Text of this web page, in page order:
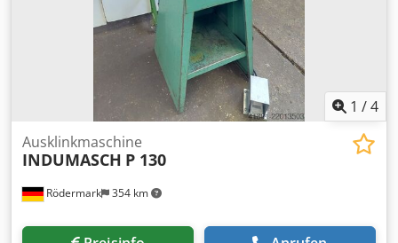
1 /4
Rödermark 354 km
Ausklinkmaschine
INDUMASCH P 130